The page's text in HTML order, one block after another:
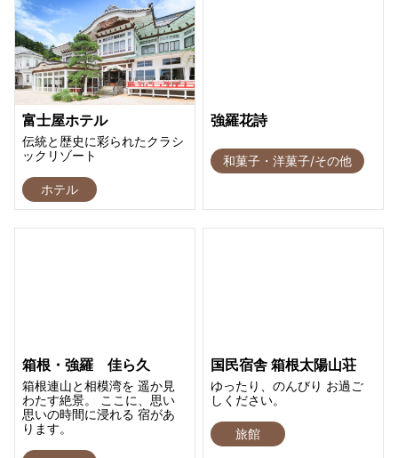
富士屋ホテル
伝統と歴史に彩られたクラシ
ックリゾート
ホテル
強羅花詩
和菓子・洋菓子/その他
箱根・強羅 佳ら久
箱根連山と相模湾を 遥か見
わたす絶景。 ここに、思い
思いの時間に浸れる 宿があ
ります。
国民宿舎 箱根太陽山荘
ゆったり、のんびり お過ご
しください。
旅館